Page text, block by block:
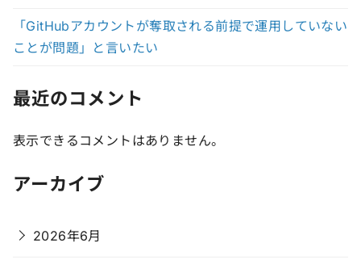
「GitHubアカウントが奪取される前提で運用していない
ことが問題」と言いたい
最近のコメント
表示できるコメントはありません。
アーカイブ
2026年6月